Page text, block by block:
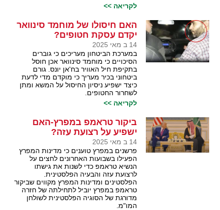
לקריאה >>
האם חיסולו של מוחמד סינוואר
יקדם עסקת חטופים?
14 ב מאי 2025
במערכת הביטחון מעריכים כי גוברים
הסיכויים כי מוחמד סינוואר אכן חוסל
בתקיפת חיל האוויר בח'אן יונס. גורם
ביטחוני בכיר מעריך כי מוקדם מדי לדעת
כיצד ישפיע ניסיון החיסול על המשא ומתן
לשחרור החטופים.
לקריאה >>
ביקור טראמפ במפרץ-האם
ישפיע על רצועת עזה?
14 ב מאי 2025
פרשנים במפרץ טוענים כי מדינות המפרץ
הפעילו בשבועות האחרונים לחצים על
הנשיא טראמפ כדי לשנות את גישתו
לרצועת עזה והבעיה הפלסטינית.
הפלסטינים ומדינות המפרץ מקווים שביקור
טראמפ במפרץ יוביל לתחילתה של חזרה
מדורגת של הסוגיה הפלסטינית לשולחן
המו"מ.